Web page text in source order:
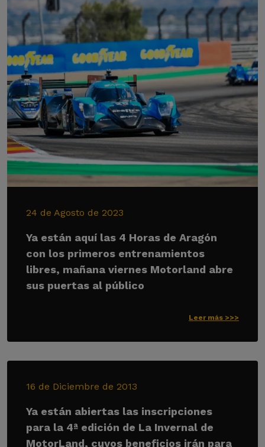
24 de Agosto de 2023
Ya están aquí las 4 Horas de Aragón
con los primeros entrenamientos
libres, mañana viernes Motorland abre
sus puertas al público
Leer más >>>
16 de Diciembre de 2013
Ya están abiertas las inscripciones
para la 4ª edición de La Invernal de
MotorLand, cuyos beneficios irán para